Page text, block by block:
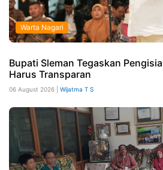
Warta Nagari
Bupati Sleman Tegaskan
Harus Transparan
06 August 2026 | Wijatma T S